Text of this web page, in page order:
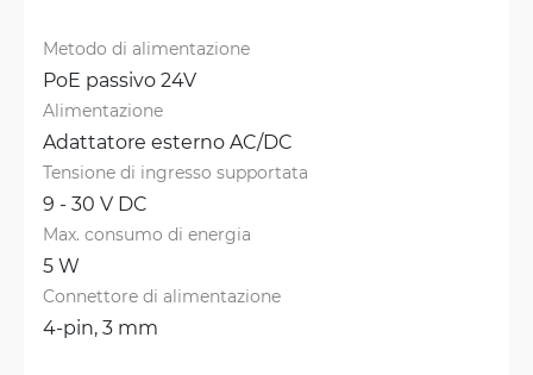
Metodo di alimentazione
PoE passivo 24V
Alimentazione
Adattatore esterno AC/DC
Tensione di ingresso supportata
9 - 30 V DC
Max. consumo di energia
5 W
Connettore di alimentazione
4-pin, 3 mm